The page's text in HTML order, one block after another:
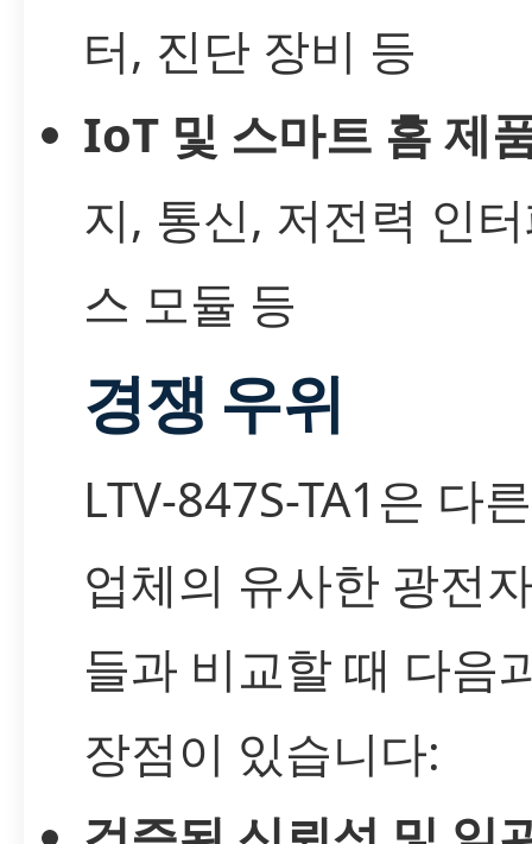
터, 진단 장비 등
IoT 및 스마트 홈 제
지, 통신, 저전력 인
스 모듈 등
경쟁 우위
LTV-847S-TA1은 다
업체의 유사한 광전
들과 비교할 때 다음
장점이 있습니다: